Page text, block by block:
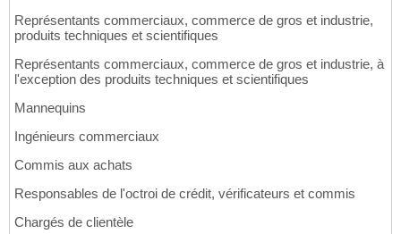
Représentants commerciaux, commerce de gros et industrie,
produits techniques et scientifiques
Représentants commerciaux, commerce de gros et industrie, à
l'exception des produits techniques et scientifiques
Mannequins
Ingénieurs commerciaux
Commis aux achats
Responsables de l'octroi de crédit, vérificateurs et commis
Chargés de clientèle